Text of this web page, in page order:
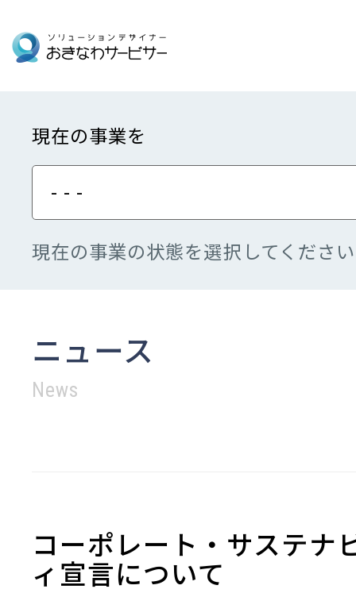
現在の事業を
- - -
現在の事業の状態を選択してくださ
ニュース
News
コーポレート・サステナ
ィ宣言について